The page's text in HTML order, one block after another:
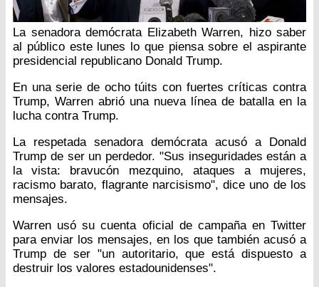
La senadora demócrata Elizabeth Warren, hizo saber
al público este lunes lo que piensa sobre el aspirante
presidencial republicano Donald Trump.
En una serie de ocho túits con fuertes críticas contra
Trump, Warren abrió una nueva línea de batalla en la
lucha contra Trump.
La respetada senadora demócrata acusó a Donald
Trump de ser un perdedor. "Sus inseguridades están a
la vista: bravucón mezquino, ataques a mujeres,
racismo barato, flagrante narcisismo", dice uno de los
mensajes.
Warren usó su cuenta oficial de campaña en Twitter
para enviar los mensajes, en los que también acusó a
Trump de ser "un autoritario, que está dispuesto a
destruir los valores estadounidenses".